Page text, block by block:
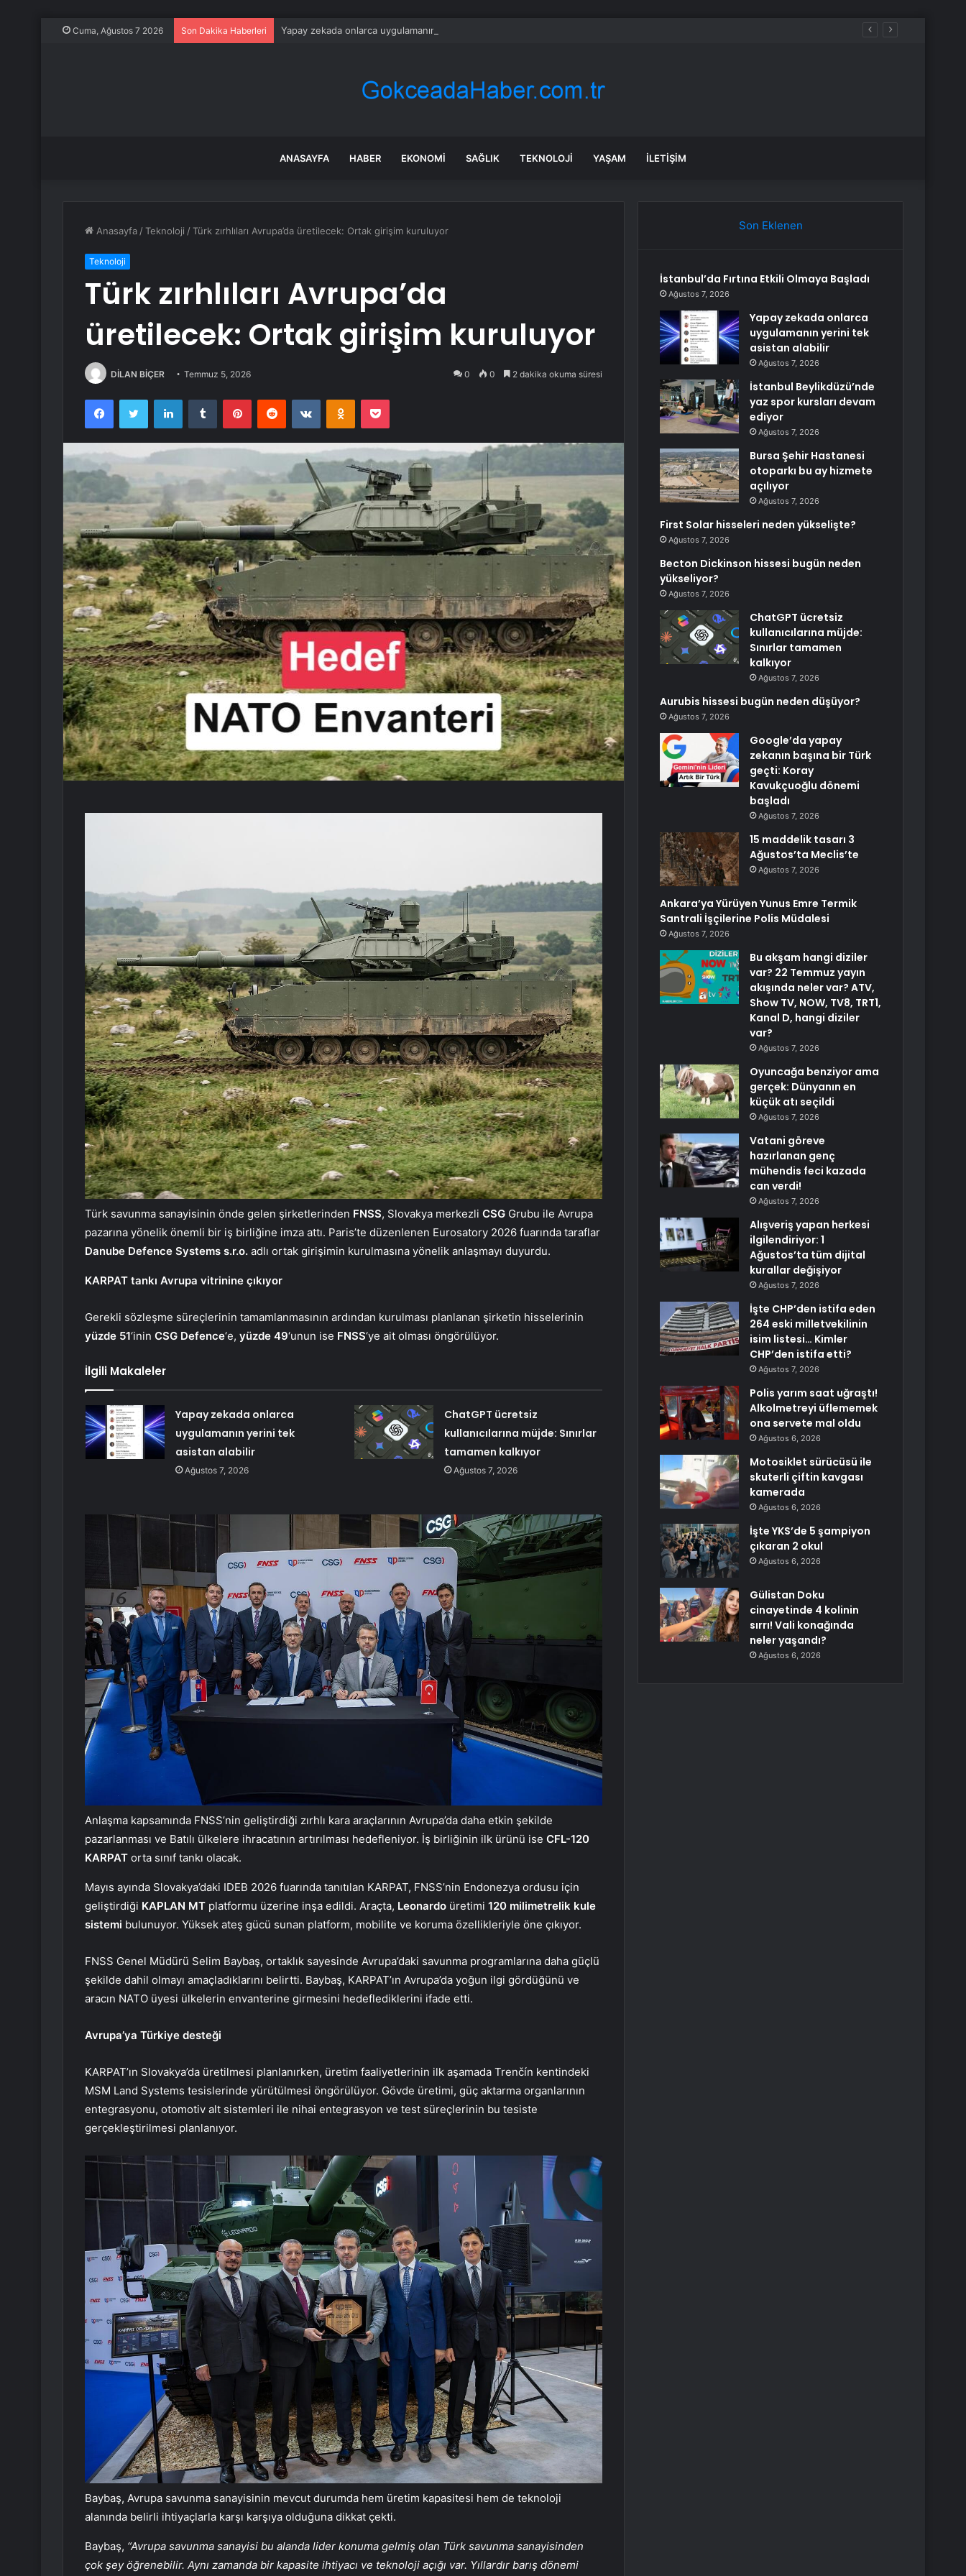
Cuma, Ağustos 7 2026 Son Dakika Haberleri Yapay zekada onlarca uygulamanın yerini tek asistan alabilir
ANASAYFA HABER EKONOMI SAĞLIK TEKNOLOJI YAŞAM İLETIŞIM
Anasayfa /Teknoloji /Türk zırhlıları Avrupa’da üretilecek: Ortak girişim kuruluyor
Teknoloji
Türk zırhlıları Avrupa’da
üretilecek: Ortak girişim kuruluyor
DİLAN BİÇER Temmuz 5, 2026 0 0 2 dakika okuma süresi
FacebookTwitter LinkedInTumblr PinterestReddit VKontakteOdnoklassniki
Pocket
Türk savunma sanayisinin önde gelen şirketlerinden FNSS, Slovakya merkezli CSG Grubu ile Avrupa
pazarına yönelik önemli bir iş birliğine imza attı. Paris’te düzenlenen Eurosatory 2026 fuarında taraflar
Danube Defence Systems s.r.o. adlı ortak girişimin kurulmasına yönelik anlaşmayı duyurdu.
KARPAT tankı Avrupa vitrinine çıkıyor
Gerekli sözleşme süreçlerinin tamamlanmasının ardından kurulması planlanan şirketin hisselerinin
yüzde 51‘inin CSG Defence‘e, yüzde 49‘unun ise FNSS‘ye ait olması öngörülüyor.
İlgili Makaleler
Yapay zekada onlarca
uygulamanın yerini tek
asistan alabilir
Ağustos 7, 2026
ChatGPT ücretsiz
kullanıcılarına müjde: Sınırlar
tamamen kalkıyor
Ağustos 7, 2026
Anlaşma kapsamında FNSS’nin geliştirdiği zırhlı kara araçlarının Avrupa’da daha etkin şekilde
pazarlanması ve Batılı ülkelere ihracatının artırılması hedefleniyor. İş birliğinin ilk ürünü ise CFL-120
KARPAT orta sınıf tankı olacak.
Mayıs ayında Slovakya’daki IDEB 2026 fuarında tanıtılan KARPAT, FNSS’nin Endonezya ordusu için
geliştirdiği KAPLAN MT platformu üzerine inşa edildi. Araçta, Leonardo üretimi 120 milimetrelik kule
sistemi bulunuyor. Yüksek ateş gücü sunan platform, mobilite ve koruma özellikleriyle öne çıkıyor.
FNSS Genel Müdürü Selim Baybaş, ortaklık sayesinde Avrupa’daki savunma programlarına daha güçlü
şekilde dahil olmayı amaçladıklarını belirtti. Baybaş, KARPAT’ın Avrupa’da yoğun ilgi gördüğünü ve
aracın NATO üyesi ülkelerin envanterine girmesini hedeflediklerini ifade etti.
Avrupa’ya Türkiye desteği
KARPAT’ın Slovakya’da üretilmesi planlanırken, üretim faaliyetlerinin ilk aşamada Trenčín kentindeki
MSM Land Systems tesislerinde yürütülmesi öngörülüyor. Gövde üretimi, güç aktarma organlarının
entegrasyonu, otomotiv alt sistemleri ile nihai entegrasyon ve test süreçlerinin bu tesiste
gerçekleştirilmesi planlanıyor.
Baybaş, Avrupa savunma sanayisinin mevcut durumda hem üretim kapasitesi hem de teknoloji
alanında belirli ihtiyaçlarla karşı karşıya olduğuna dikkat çekti.
Baybaş, “Avrupa savunma sanayisi bu alanda lider konuma gelmiş olan Türk savunma sanayisinden
çok şey öğrenebilir. Aynı zamanda bir kapasite ihtiyacı ve teknoloji açığı var. Yıllardır barış dönemi
Son Eklenen
İstanbul’da Fırtına Etkili Olmaya Başladı
Ağustos 7, 2026
Yapay zekada onlarca
uygulamanın yerini tek
asistan alabilir
Ağustos 7, 2026
İstanbul Beylikdüzü’nde
yaz spor kursları devam
ediyor
Ağustos 7, 2026
Bursa Şehir Hastanesi
otoparkı bu ay hizmete
açılıyor
Ağustos 7, 2026
First Solar hisseleri neden yükselişte?
Ağustos 7, 2026
Becton Dickinson hissesi bugün neden
yükseliyor?
Ağustos 7, 2026
ChatGPT ücretsiz
kullanıcılarına müjde:
Sınırlar tamamen
kalkıyor
Ağustos 7, 2026
Aurubis hissesi bugün neden düşüyor?
Ağustos 7, 2026
Google’da yapay
zekanın başına bir Türk
geçti: Koray
Kavukçuoğlu dönemi
başladı
Ağustos 7, 2026
15 maddelik tasarı 3
Ağustos’ta Meclis’te
Ağustos 7, 2026
Ankara’ya Yürüyen Yunus Emre Termik
Santrali İşçilerine Polis Müdalesi
Ağustos 7, 2026
Bu akşam hangi diziler
var? 22 Temmuz yayın
akışında neler var? ATV,
Show TV, NOW, TV8, TRT1,
Kanal D, hangi diziler
var?
Ağustos 7, 2026
Oyuncağa benziyor ama
gerçek: Dünyanın en
küçük atı seçildi
Ağustos 7, 2026
Vatani göreve
hazırlanan genç
mühendis feci kazada
can verdi!
Ağustos 7, 2026
Alışveriş yapan herkesi
ilgilendiriyor: 1
Ağustos’ta tüm dijital
kurallar değişiyor
Ağustos 7, 2026
İşte CHP’den istifa eden
264 eski milletvekilinin
isim listesi… Kimler
CHP’den istifa etti?
Ağustos 7, 2026
Polis yarım saat uğraştı!
Alkolmetreyi üflememek
ona servete mal oldu
Ağustos 6, 2026
Motosiklet sürücüsü ile
skuterli çiftin kavgası
kamerada
Ağustos 6, 2026
İşte YKS’de 5 şampiyon
çıkaran 2 okul
Ağustos 6, 2026
Gülistan Doku
cinayetinde 4 kolinin
sırrı! Vali konağında
neler yaşandı?
Ağustos 6, 2026